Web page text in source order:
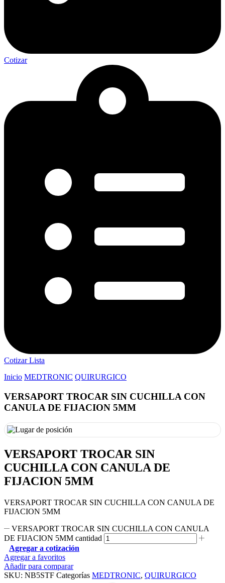
Cotizar
Cotizar Lista
Inicio MEDTRONIC QUIRURGICO
VERSAPORT TROCAR SIN CUCHILLA CON
CANULA DE FIJACION 5MM
VERSAPORT TROCAR SIN
CUCHILLA CON CANULA DE
FIJACION 5MM
VERSAPORT TROCAR SIN CUCHILLA CON CANULA DE
FIJACION 5MM
VERSAPORT TROCAR SIN CUCHILLA CON CANULA
DE FIJACION 5MM cantidad
Agregar a cotización
Agregar a favoritos
Añadir para comparar
SKU: NB5STF Categorías MEDTRONIC, QUIRURGICO